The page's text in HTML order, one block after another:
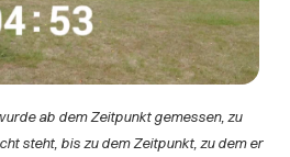
ab dem Zeitpunkt gemessen, zu
steht, bis zu dem Zeitpunkt, zu dem er